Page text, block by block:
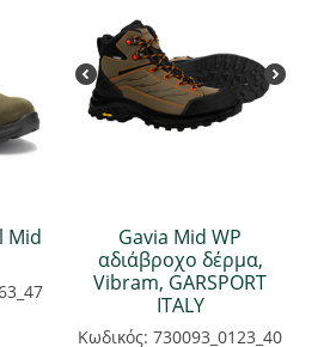
Mid
Gavia Mid WP
αδιάβροχο δέρμα,
Vibram, GARSPORT
ITALY
Κωδικός: 730093_0123_40